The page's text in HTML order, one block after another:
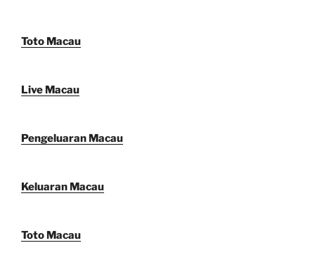
Toto Macau
Live Macau
Pengeluaran Macau
Keluaran Macau
Toto Macau